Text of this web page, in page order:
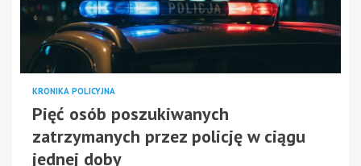
KRONIKA POLICYJNA
Pięć osób poszukiwanych
zatrzymanych przez policję w ciągu
jednej doby